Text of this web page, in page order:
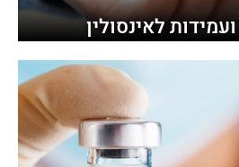
לאינסולין